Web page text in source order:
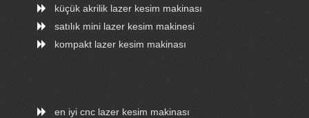
küçük akrilik lazer kesim makinası
satılık mini lazer kesim makinesi
kompakt lazer kesim makinası
en iyi cnc lazer kesim makinası